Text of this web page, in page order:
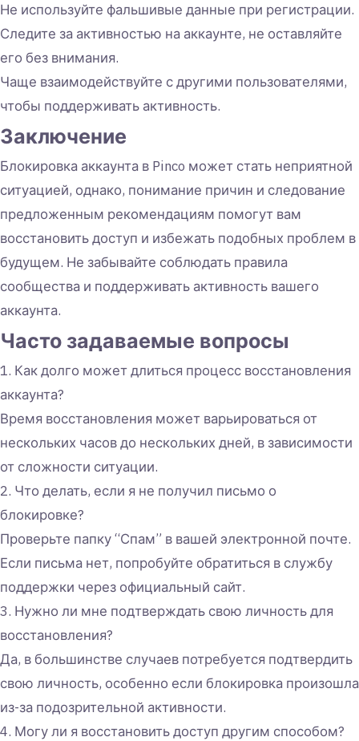
Не используйте фальшивые данные при регистрации.
Следите за активностью на аккаунте, не оставляйте
его без внимания.
Чаще взаимодействуйте с другими пользователями,
чтобы поддерживать активность.
Заключение
Блокировка аккаунта в Pinco может стать неприятной
ситуацией, однако, понимание причин и следование
предложенным рекомендациям помогут вам
восстановить доступ и избежать подобных проблем в
будущем. Не забывайте соблюдать правила
сообщества и поддерживать активность вашего
аккаунта.
Часто задаваемые вопросы
1. Как долго может длиться процесс восстановления
аккаунта?
Время восстановления может варьироваться от
нескольких часов до нескольких дней, в зависимости
от сложности ситуации.
2. Что делать, если я не получил письмо о
блокировке?
Проверьте папку “Спам” в вашей электронной почте.
Если письма нет, попробуйте обратиться в службу
поддержки через официальный сайт.
3. Нужно ли мне подтверждать свою личность для
восстановления?
Да, в большинстве случаев потребуется подтвердить
свою личность, особенно если блокировка произошла
из-за подозрительной активности.
4. Могу ли я восстановить доступ другим способом?